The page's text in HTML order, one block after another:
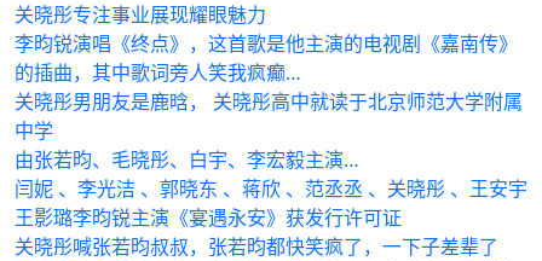
关晓彤专注事业展现耀眼魅力
李昀锐演唱《终点》，这首歌是他主演的电视剧《嘉南传》
的插曲，其中歌词旁人笑我疯癫…
关晓彤男朋友是鹿晗， 关晓彤高中就读于北京师范大学附属
中学
由张若昀、毛晓彤、白宇、李宏毅主演…
闫妮 、李光洁 、郭晓东 、蒋欣 、范丞丞 、关晓彤 、王安宇
王影璐李昀锐主演《宴遇永安》获发行许可证
关晓彤喊张若昀叔叔，张若昀都快笑疯了，一下子差辈了